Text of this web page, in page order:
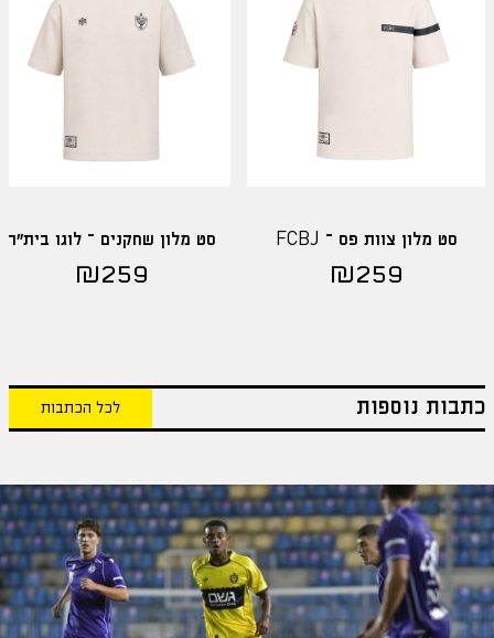
סט מלון צוות פס – FCBJ
₪259
סט מלון שחקנים – לוגו בית"ר
₪259
כתבות נוספות לכל הכתבות